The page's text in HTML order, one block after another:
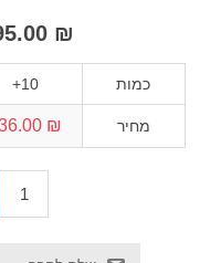
₪ 1,395.00 ללא מע"מ
כמות 10+
מחיר ₪ 836.00